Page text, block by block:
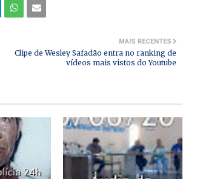
MAIS RECENTES
Clipe de Wesley Safadão entra no ranking de
vídeos mais vistos do Youtube